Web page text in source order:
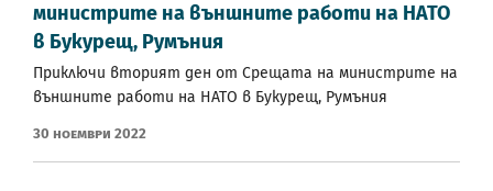
министрите на външните работи на НАТО
в Букурещ, Румъния
Приключи вторият ден от Срещата на министрите на
външните работи на НАТО в Букурещ, Румъния
30 Ноември 2022